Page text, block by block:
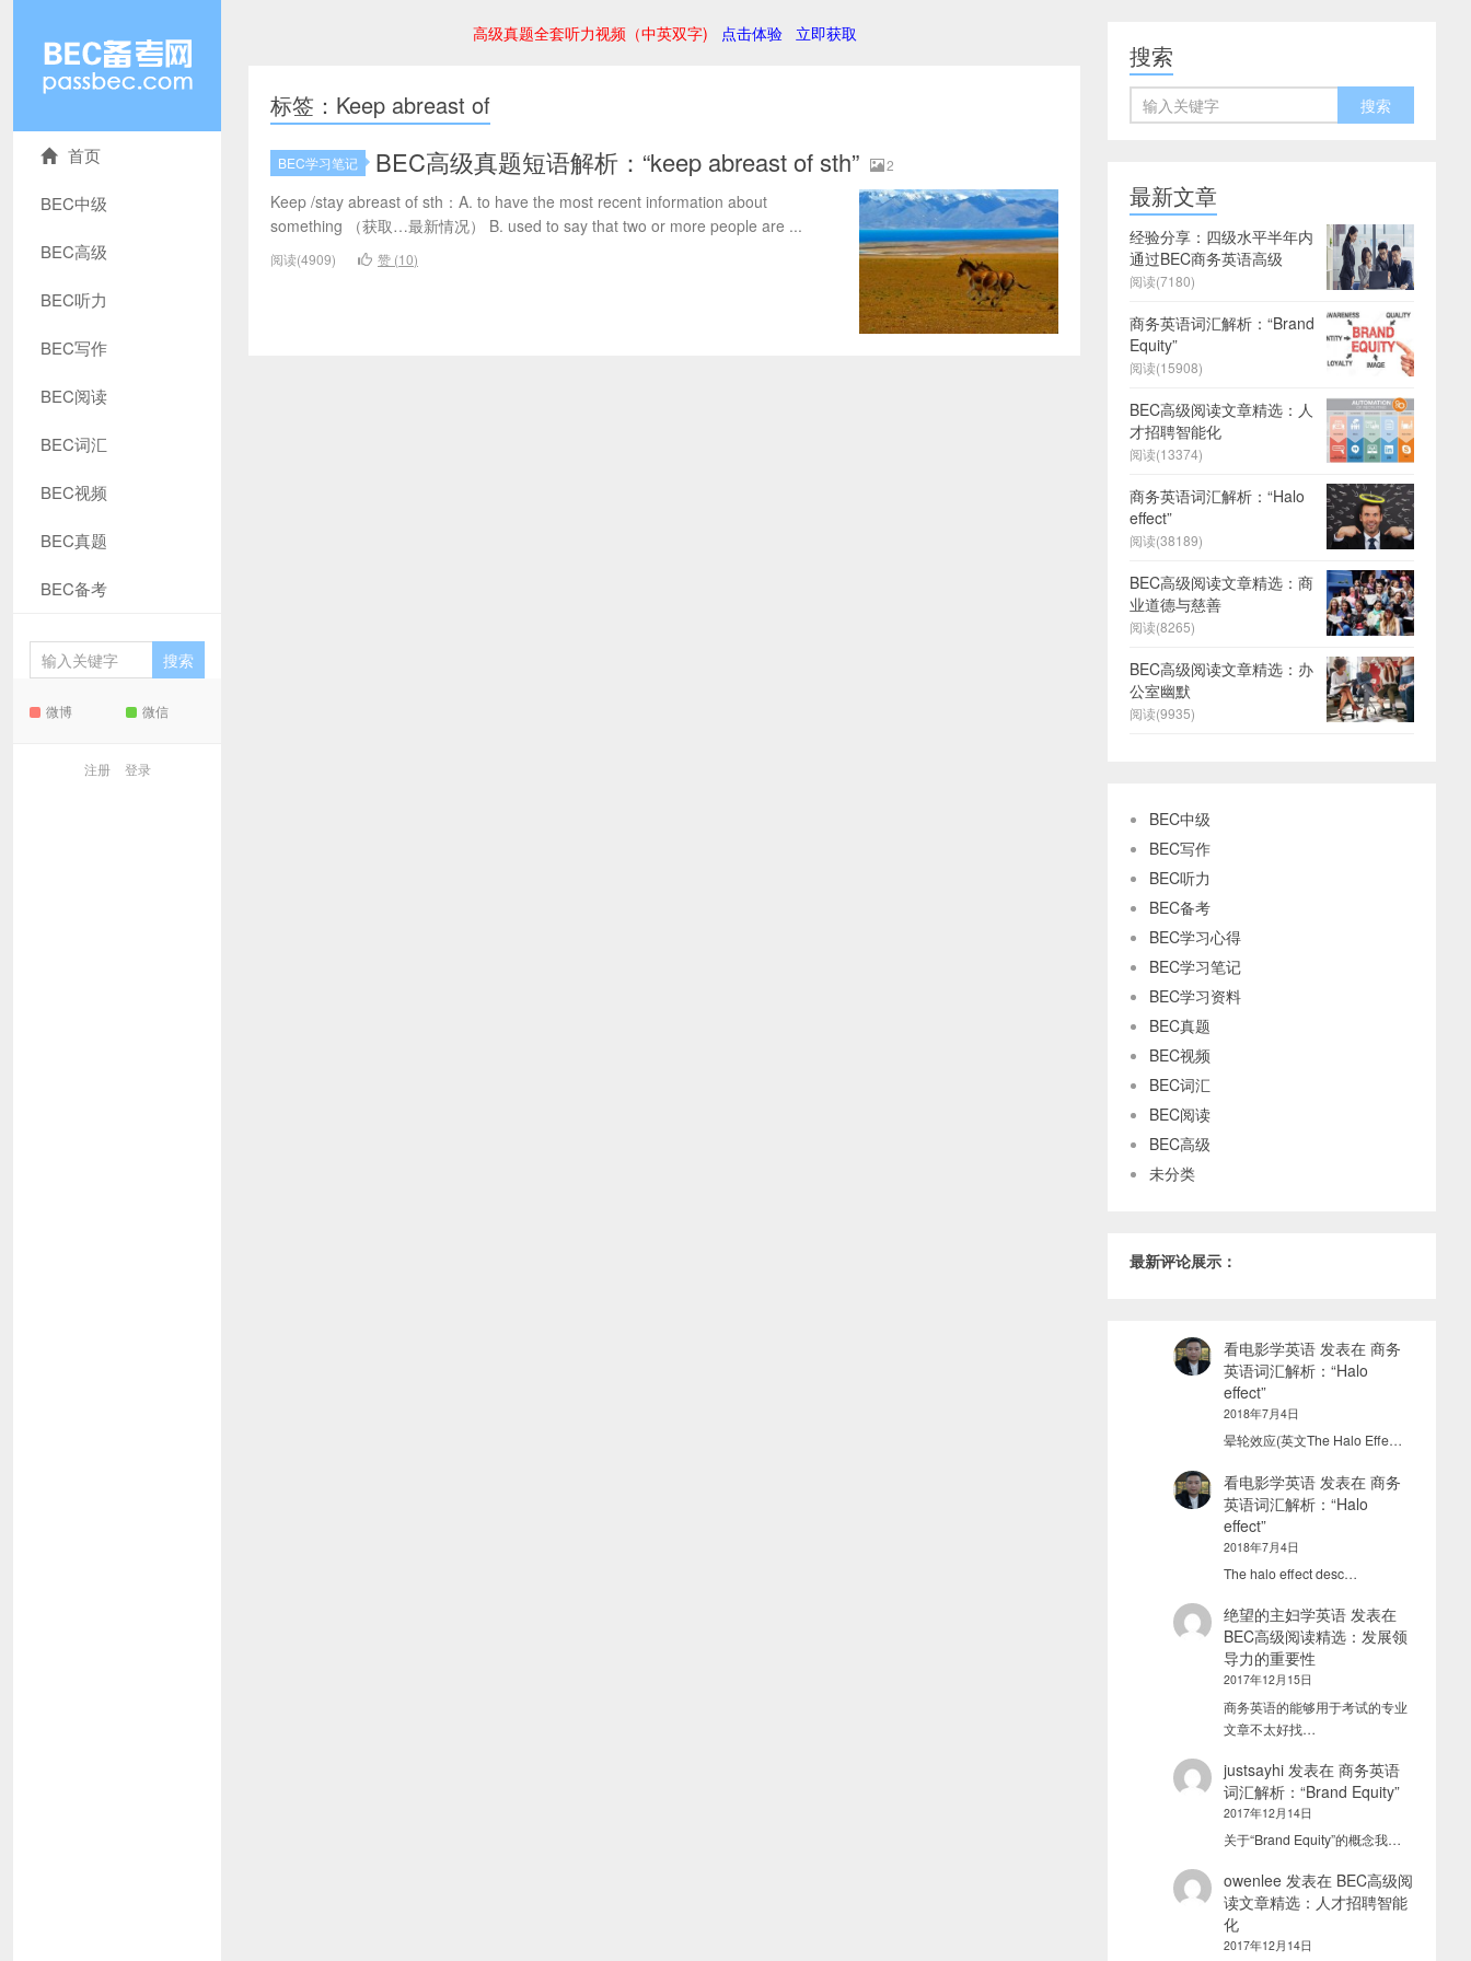
首页
BEC中级
BEC高级
BEC听力
BEC写作
BEC阅读
BEC词汇
BEC视频
BEC真题
BEC备考
微博 微信
注册 登录
高级真题全套听力视频（中英双字) 点击体验 立即获取
标签：Keep abreast of
BEC学习笔记 BEC高级真题短语解析：“keep abreast of sth” 2
Keep /stay abreast of sth：A. to have the most recent information about
something （获取…最新情况） B. used to say that two or more people are ...
阅读(4909) 赞 (10)
搜索
最新文章
经验分享：四级水平半年内
通过BEC商务英语高级
阅读(7180)
商务英语词汇解析：“Brand
Equity”
阅读(15908)
BEC高级阅读文章精选：人
才招聘智能化
阅读(13374)
商务英语词汇解析：“Halo
effect”
阅读(38189)
BEC高级阅读文章精选：商
业道德与慈善
阅读(8265)
BEC高级阅读文章精选：办
公室幽默
阅读(9935)
BEC中级
BEC写作
BEC听力
BEC备考
BEC学习心得
BEC学习笔记
BEC学习资料
BEC真题
BEC视频
BEC词汇
BEC阅读
BEC高级
未分类
最新评论展示：
看电影学英语发表在 商务
英语词汇解析：“Halo
effect”
2018年7月4日
晕轮效应(英文The Halo Effe…
看电影学英语发表在 商务
英语词汇解析：“Halo
effect”
2018年7月4日
The halo effect desc…
绝望的主妇学英语发表在
BEC高级阅读精选：发展领
导力的重要性
2017年12月15日
商务英语的能够用于考试的专业
文章不太好找…
justsayhi发表在 商务英语
词汇解析：“Brand Equity”
2017年12月14日
关于“Brand Equity”的概念我…
owenlee发表在 BEC高级阅
读文章精选：人才招聘智能
化
2017年12月14日